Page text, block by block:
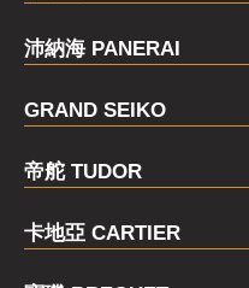
沛納海 PANERAI
GRAND SEIKO
帝舵 TUDOR
卡地亞 CARTIER